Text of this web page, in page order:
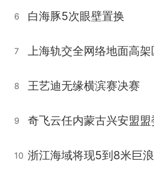
6 白海豚5次眼壁置换
7
8 王艺迪无缘横滨赛决赛
9 奇飞云任内蒙古兴安盟盟
10 浙江海域将现5到8米巨